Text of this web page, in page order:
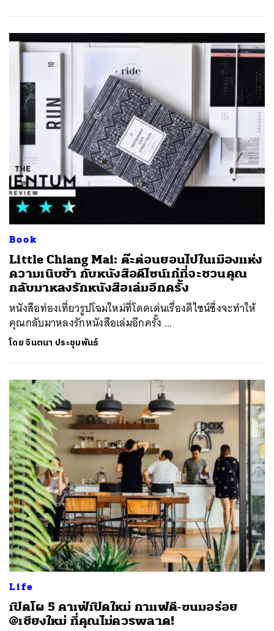
Book
Little Chiang Mai: ต๊ะต่อนยอนไปในเมืองแห่ง
ความเนิบช้า กับหนังสือดีไซน์เก๋ที่จะชวนคุณ
กลับมาหลงรักหนังสือเล่มอีกครั้ง
หนังสือท่องเที่ยวรูปโฉมใหม่ที่โดดเด่นเรื่องดีไซน์ซึ่งจะทำให้
คุณกลับมาหลงรักหนังสือเล่มอีกครั้ง ...
โดยจินตนา ประชุมพันธ์
Life
เปิดโผ 5 คาเฟ่เปิดใหม่ กาแฟดี-ขนมอร่อย
@เชียงใหม่ ที่คุณไม่ควรพลาด!
SHARE TWEET LINE